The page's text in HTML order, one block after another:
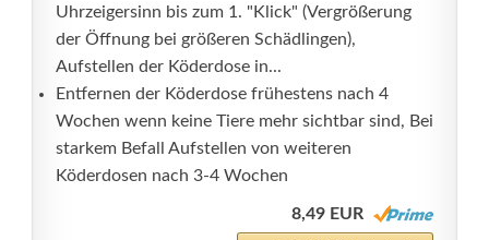
Uhrzeigersinn bis zum 1. "Klick" (Vergrößerung
der Öffnung bei größeren Schädlingen),
Aufstellen der Köderdose in...
Entfernen der Köderdose frühestens nach 4
Wochen wenn keine Tiere mehr sichtbar sind, Bei
starkem Befall Aufstellen von weiteren
Köderdosen nach 3-4 Wochen
8,49 EUR